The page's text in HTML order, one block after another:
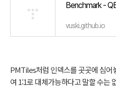
Benchmark -
vuski.github.io
PMTiles처럼 인덱스를 곳곳에 심어
여 1:1로 대체가능하다고 말할 수